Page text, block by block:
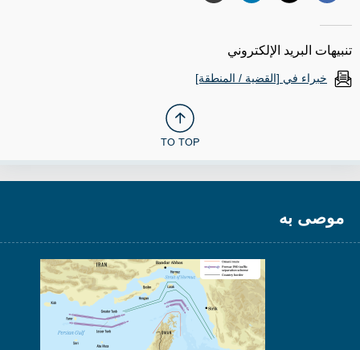
تنبيهات البريد الإلكتروني
خبراء في [القضية / المنطقة]
TO TOP
موصى به